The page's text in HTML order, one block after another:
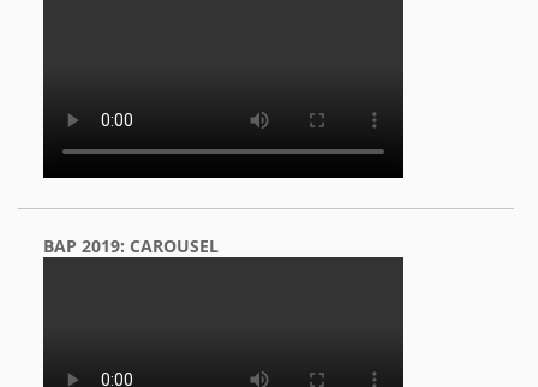
BAP 2019: CAROUSEL